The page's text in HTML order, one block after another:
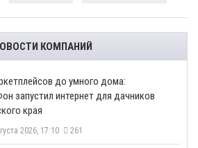
КОМПАНИЙ
до умного дома:
запустил интернет для дачников
края
2026, 17:10 261